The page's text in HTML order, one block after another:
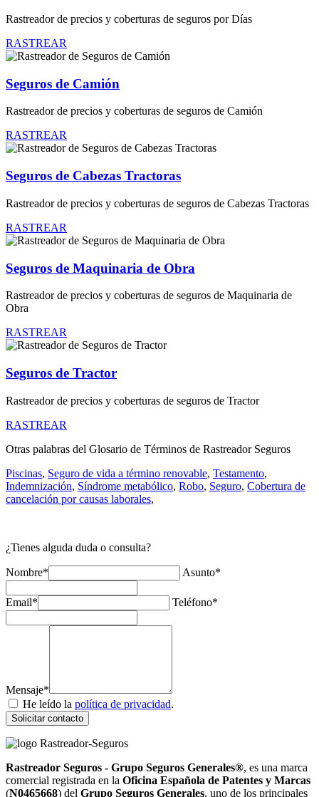
Rastreador de precios y coberturas de seguros por Días
RASTREAR
Seguros de Camión
Rastreador de precios y coberturas de seguros de Camión
RASTREAR
Seguros de Cabezas Tractoras
Rastreador de precios y coberturas de seguros de Cabezas Tractoras
RASTREAR
Seguros de Maquinaria de Obra
Rastreador de precios y coberturas de seguros de Maquinaria de
Obra
RASTREAR
Seguros de Tractor
Rastreador de precios y coberturas de seguros de Tractor
RASTREAR
Otras palabras del Glosario de Términos de Rastreador Seguros
Piscinas, Seguro de vida a término renovable, Testamento,
Indemnización, Síndrome metabólico, Robo, Seguro, Cobertura de
cancelación por causas laborales,
¿Tienes alguda duda o consulta?
Nombre* Asunto*
Email* Teléfono*
Mensaje*
He leído la política de privacidad.
Solicitar contacto
Rastreador Seguros - Grupo Seguros Generales®, es una marca
comercial registrada en la Oficina Española de Patentes y Marcas
(N0465668) del Grupo Seguros Generales, uno de los principales